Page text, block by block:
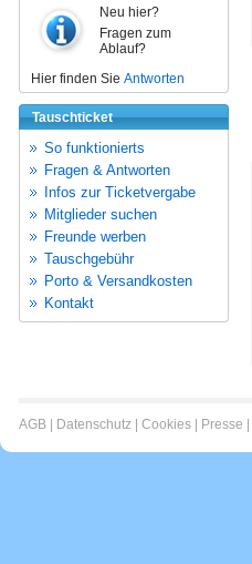
Neu hier?
Fragen zum
Ablauf?
Hier finden Sie Antworten
Tauschticket
So funktionierts
Fragen & Antworten
Infos zur Ticketvergabe
Mitglieder suchen
Freunde werben
Tauschgebühr
Porto & Versandkosten
Kontakt
AGB Datenschutz Cookies Presse